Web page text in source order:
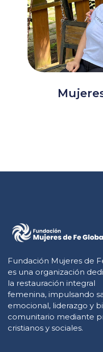
Fundación Mujeres de
es una organización
la restauración integral
femenina, impulsando
emocional, liderazgo y
comunitario mediante
cristianos y sociales.